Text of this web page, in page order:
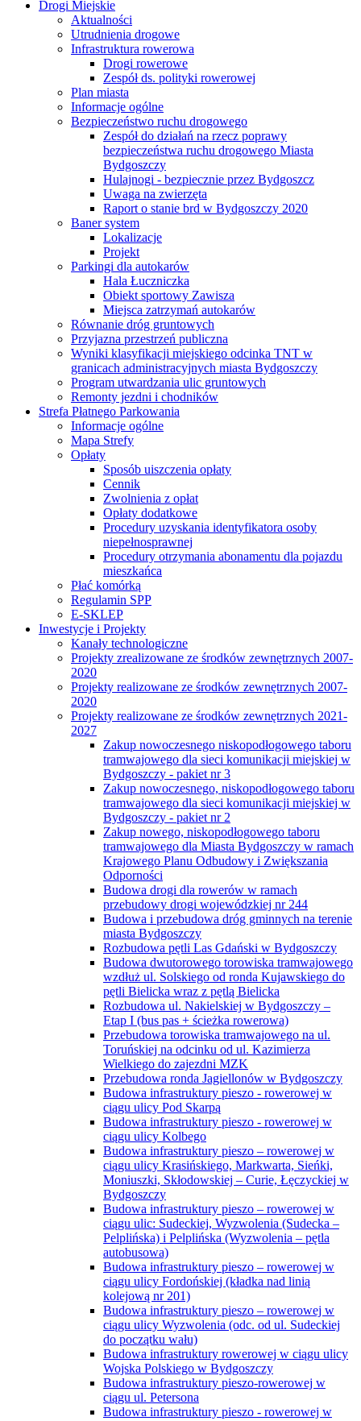
Drogi Miejskie
Aktualności
Utrudnienia drogowe
Infrastruktura rowerowa
Drogi rowerowe
Zespół ds. polityki rowerowej
Plan miasta
Informacje ogólne
Bezpieczeństwo ruchu drogowego
Zespół do działań na rzecz poprawy
bezpieczeństwa ruchu drogowego Miasta
Bydgoszczy
Hulajnogi - bezpiecznie przez Bydgoszcz
Uwaga na zwierzęta
Raport o stanie brd w Bydgoszczy 2020
Baner system
Lokalizacje
Projekt
Parkingi dla autokarów
Hala Łuczniczka
Obiekt sportowy Zawisza
Miejsca zatrzymań autokarów
Równanie dróg gruntowych
Przyjazna przestrzeń publiczna
Wyniki klasyfikacji miejskiego odcinka TNT w
granicach administracyjnych miasta Bydgoszczy
Program utwardzania ulic gruntowych
Remonty jezdni i chodników
Strefa Płatnego Parkowania
Informacje ogólne
Mapa Strefy
Opłaty
Sposób uiszczenia opłaty
Cennik
Zwolnienia z opłat
Opłaty dodatkowe
Procedury uzyskania identyfikatora osoby
niepełnosprawnej
Procedury otrzymania abonamentu dla pojazdu
mieszkańca
Płać komórką
Regulamin SPP
E-SKLEP
Inwestycje i Projekty
Kanały technologiczne
Projekty zrealizowane ze środków zewnętrznych 2007-
2020
Projekty realizowane ze środków zewnętrznych 2007-
2020
Projekty realizowane ze środków zewnętrznych 2021-
2027
Zakup nowoczesnego niskopodłogowego taboru
tramwajowego dla sieci komunikacji miejskiej w
Bydgoszczy - pakiet nr 3
Zakup nowoczesnego, niskopodłogowego taboru
tramwajowego dla sieci komunikacji miejskiej w
Bydgoszczy - pakiet nr 2
Zakup nowego, niskopodłogowego taboru
tramwajowego dla Miasta Bydgoszczy w ramach
Krajowego Planu Odbudowy i Zwiększania
Odporności
Budowa drogi dla rowerów w ramach
przebudowy drogi wojewódzkiej nr 244
Budowa i przebudowa dróg gminnych na terenie
miasta Bydgoszczy
Rozbudowa pętli Las Gdański w Bydgoszczy
Budowa dwutorowego torowiska tramwajowego
wzdłuż ul. Solskiego od ronda Kujawskiego do
pętli Bielicka wraz z pętlą Bielicka
Rozbudowa ul. Nakielskiej w Bydgoszczy –
Etap I (bus pas + ścieżka rowerowa)
Przebudowa torowiska tramwajowego na ul.
Toruńskiej na odcinku od ul. Kazimierza
Wielkiego do zajezdni MZK
Przebudowa ronda Jagiellonów w Bydgoszczy
Budowa infrastruktury pieszo - rowerowej w
ciągu ulicy Pod Skarpą
Budowa infrastruktury pieszo - rowerowej w
ciągu ulicy Kolbego
Budowa infrastruktury pieszo – rowerowej w
ciągu ulicy Krasińskiego, Markwarta, Sieńki,
Moniuszki, Skłodowskiej – Curie, Łęczyckiej w
Bydgoszczy
Budowa infrastruktury pieszo – rowerowej w
ciągu ulic: Sudeckiej, Wyzwolenia (Sudecka –
Pelplińska) i Pelplińska (Wyzwolenia – pętla
autobusowa)
Budowa infrastruktury pieszo – rowerowej w
ciągu ulicy Fordońskiej (kładka nad linią
kolejową nr 201)
Budowa infrastruktury pieszo – rowerowej w
ciągu ulicy Wyzwolenia (odc. od ul. Sudeckiej
do początku wału)
Budowa infrastruktury rowerowej w ciągu ulicy
Wojska Polskiego w Bydgoszczy
Budowa infrastruktury pieszo-rowerowej w
ciągu ul. Petersona
Budowa infrastruktury pieszo - rowerowej w